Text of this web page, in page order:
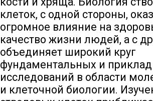
клеток, с одной стороны,
огромное влияние на
качество жизни людей, а с
объединяет широкий круг
фундаментальных и
исследований в области
и клеточной биологии.